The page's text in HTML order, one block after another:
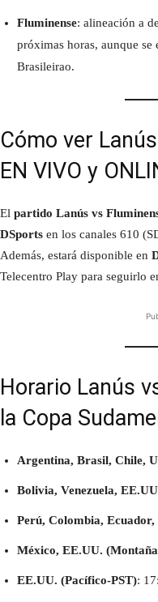
Fluminense: alineación a
próximas horas, aunque se
Brasileirao.
Cómo ver
EN VIVO y
El partido Lanús vs
DSports en los canales 610
Además, estará disponible en
Telecentro Play para seguirlo
Horario Lanús
la Copa
Argentina, Brasil, Chile,
Bolivia, Venezuela,
Perú, Colombia,
México, EE.UU.
EE.UU. (Pacífico-PST):